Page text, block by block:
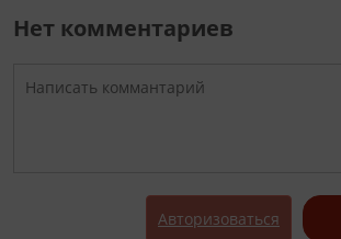
Нет комментариев
Авторизоваться